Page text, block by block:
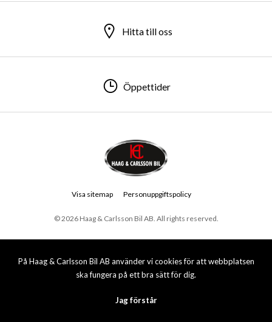
På Haag & Carlsson Bil AB använder vi cookies för att webbplatsen
ska fungera på ett bra sätt för dig.
Jag förstår
Hitta till oss
Öppettider
© 2026 Haag & Carlsson Bil AB. All rights reserved.
Visa sitemap Personuppgiftspolicy